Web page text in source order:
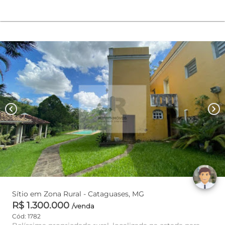
chevron_left chevron_right
Sítio em Zona Rural - Cataguases, MG
R$ 1.300.000 /venda
Cód: 1782